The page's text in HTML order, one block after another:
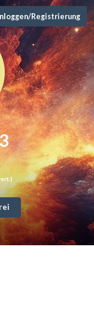
Registrierung